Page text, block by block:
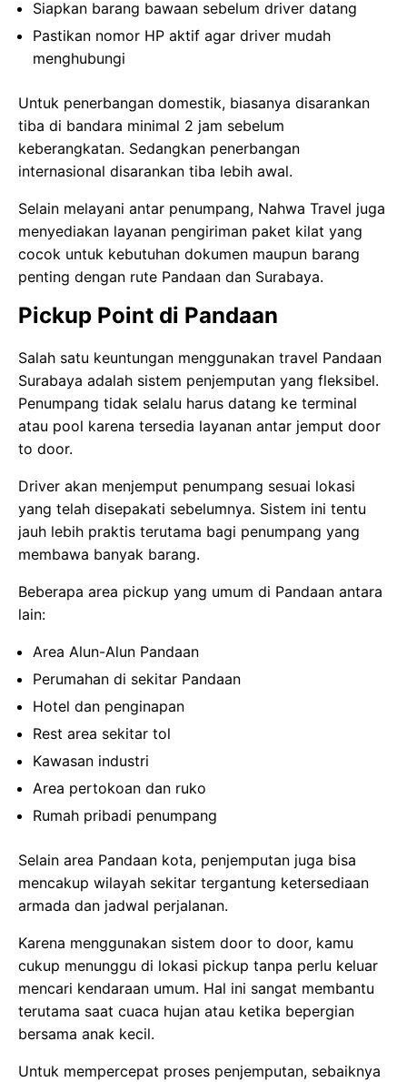
Siapkan barang bawaan sebelum driver datang
Pastikan nomor HP aktif agar driver mudah
menghubungi
Untuk penerbangan domestik, biasanya disarankan
tiba di bandara minimal 2 jam sebelum
keberangkatan. Sedangkan penerbangan
internasional disarankan tiba lebih awal.
Selain melayani antar penumpang, Nahwa Travel juga
menyediakan layanan pengiriman paket kilat yang
cocok untuk kebutuhan dokumen maupun barang
penting dengan rute Pandaan dan Surabaya.
Pickup Point di Pandaan
Salah satu keuntungan menggunakan travel Pandaan
Surabaya adalah sistem penjemputan yang fleksibel.
Penumpang tidak selalu harus datang ke terminal
atau pool karena tersedia layanan antar jemput door
to door.
Driver akan menjemput penumpang sesuai lokasi
yang telah disepakati sebelumnya. Sistem ini tentu
jauh lebih praktis terutama bagi penumpang yang
membawa banyak barang.
Beberapa area pickup yang umum di Pandaan antara
lain:
Area Alun-Alun Pandaan
Perumahan di sekitar Pandaan
Hotel dan penginapan
Rest area sekitar tol
Kawasan industri
Area pertokoan dan ruko
Rumah pribadi penumpang
Selain area Pandaan kota, penjemputan juga bisa
mencakup wilayah sekitar tergantung ketersediaan
armada dan jadwal perjalanan.
Karena menggunakan sistem door to door, kamu
cukup menunggu di lokasi pickup tanpa perlu keluar
mencari kendaraan umum. Hal ini sangat membantu
terutama saat cuaca hujan atau ketika bepergian
bersama anak kecil.
Untuk mempercepat proses penjemputan, sebaiknya